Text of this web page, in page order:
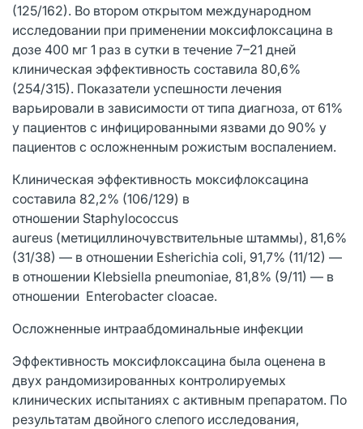
(125/162). Во втором открытом международном
исследовании при применении моксифлоксацина в
дозе 400 мг 1 раз в сутки в течение 7–21 дней
клиническая эффективность составила 80,6%
(254/315). Показатели успешности лечения
варьировали в зависимости от типа диагноза, от 61%
у пациентов с инфицированными язвами до 90% у
пациентов с осложненным рожистым воспалением.
Клиническая эффективность моксифлоксацина
составила 82,2% (106/129) в
отношении Staphylococcus
aureus (метициллиночувствительные штаммы), 81,6%
(31/38) — в отношении Esherichia coli, 91,7% (11/12) —
в отношении Klebsiella pneumoniae, 81,8% (9/11) — в
отношении Enterobacter cloacae.
Осложненные интраабдоминальные инфекции
Эффективность моксифлоксацина была оценена в
двух рандомизированных контролируемых
клинических испытаниях с активным препаратом. По
результатам двойного слепого исследования,